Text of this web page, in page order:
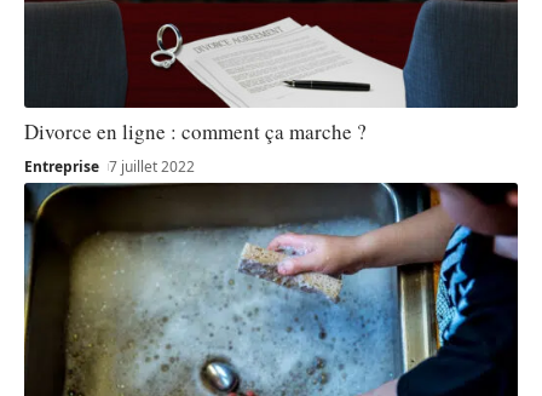
Divorce en ligne : comment ça marche ?
Entreprise 7 juillet 2022